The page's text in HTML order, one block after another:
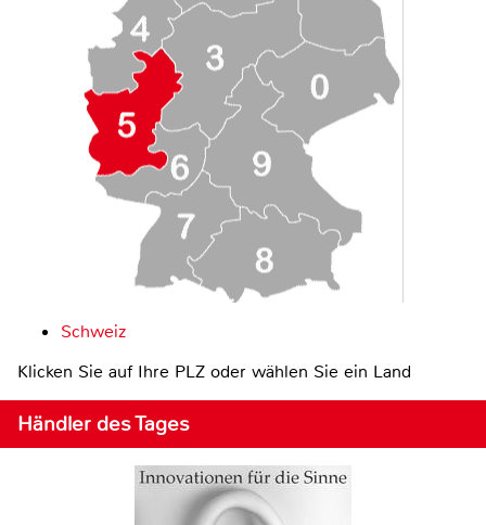
Schweiz
Klicken Sie auf Ihre PLZ oder wählen Sie ein Land
Händler des Tages